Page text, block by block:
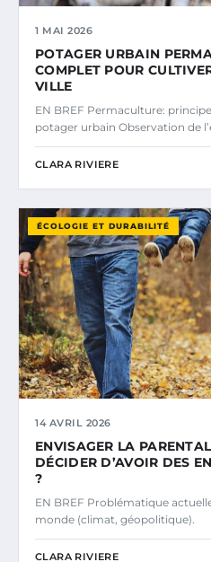
1 MAI 2026
POTAGER URBAIN
COMPLET POUR
VILLE
EN BREF Permaculture:
potager urbain Observation de
CLARA RIVIERE
ÉCOLOGIE ET DURABILITÉ
14 AVRIL 2026
ENVISAGER LA
DÉCIDER D’AVOIR DES
?
EN BREF Problématique
monde (climat, géopolitique).
CLARA RIVIERE